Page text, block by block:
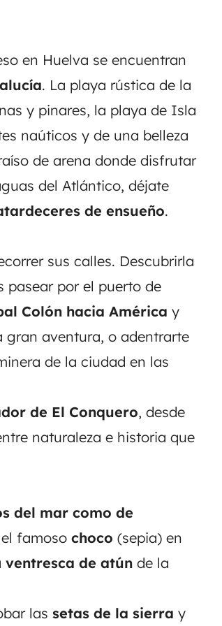
en Huelva se encuentran
. La playa rústica de la
y pinares, la playa de Isla
naúticos y de una belleza
de arena donde disfrutar
del Atlántico, déjate
de ensueño.
sus calles. Descubrirla
pasear por el puerto de
Colón hacia América y
aventura, o adentrarte
de la ciudad en las
de El Conquero, desde
naturaleza e historia que
del mar como de
famoso choco (sepia) en
ventresca de atún de la
las setas de la sierra y